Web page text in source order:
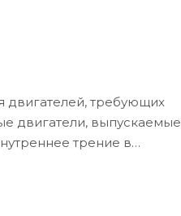
двигателей, требующих
двигатели, выпускаемые
трение в